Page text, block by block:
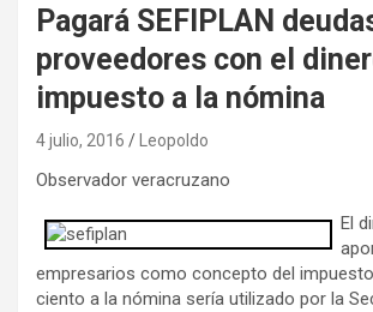
Pagará SEFIPLAN
proveedores con el
impuesto a la nómina
4 julio, 2016 Leopoldo
Observador veracruzano
El
empresarios como concepto del
ciento a la nómina sería utilizado por la